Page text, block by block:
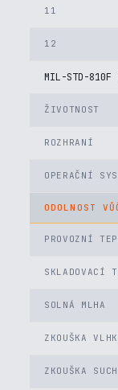
11
12
MIL-STD-
ŽIVOTNOST
ROZHRANÍ
OPERAČNÍ
ODOLNOST
PROVOZNÍ
SKLADOVACÍ
SOLNÁ MLHA
ZKOUŠKA
ZKOUŠKA